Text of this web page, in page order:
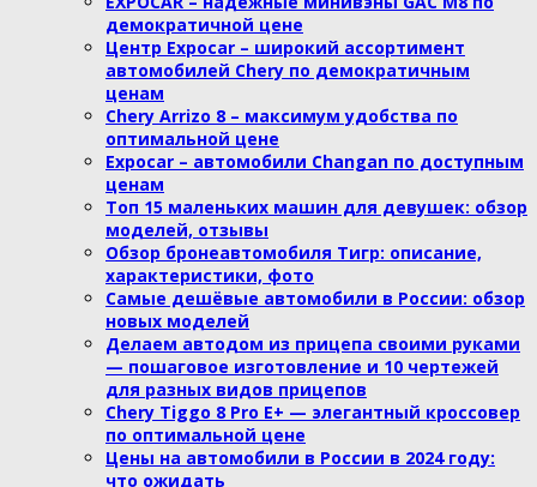
демократичной цене
Центр Expocar – широкий ассортимент
автомобилей Chery по демократичным
ценам
Сhery Аrrizo 8 – максимум удобства по
оптимальной цене
Expocar – автомобили Сhangan по доступным
ценам
Топ 15 маленьких машин для девушек: обзор
моделей, отзывы
Обзор бронеавтомобиля Тигр: описание,
характеристики, фото
Самые дешёвые автомобили в России: обзор
новых моделей
Делаем автодом из прицепа своими руками
— пошаговое изготовление и 10 чертежей
для разных видов прицепов
Chery Tiggo 8 Pro E+ — элегантный кроссовер
по оптимальной цене
Цены на автомобили в России в 2024 году:
что ожидать